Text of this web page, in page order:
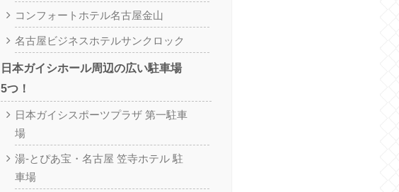
コンフォートホテル名古屋金山
名古屋ビジネスホテルサンクロック
日本ガイシホール周辺の広い駐車場
5つ！
日本ガイシスポーツプラザ 第一駐車
場
湯-とぴあ宝・名古屋 笠寺ホテル 駐
車場